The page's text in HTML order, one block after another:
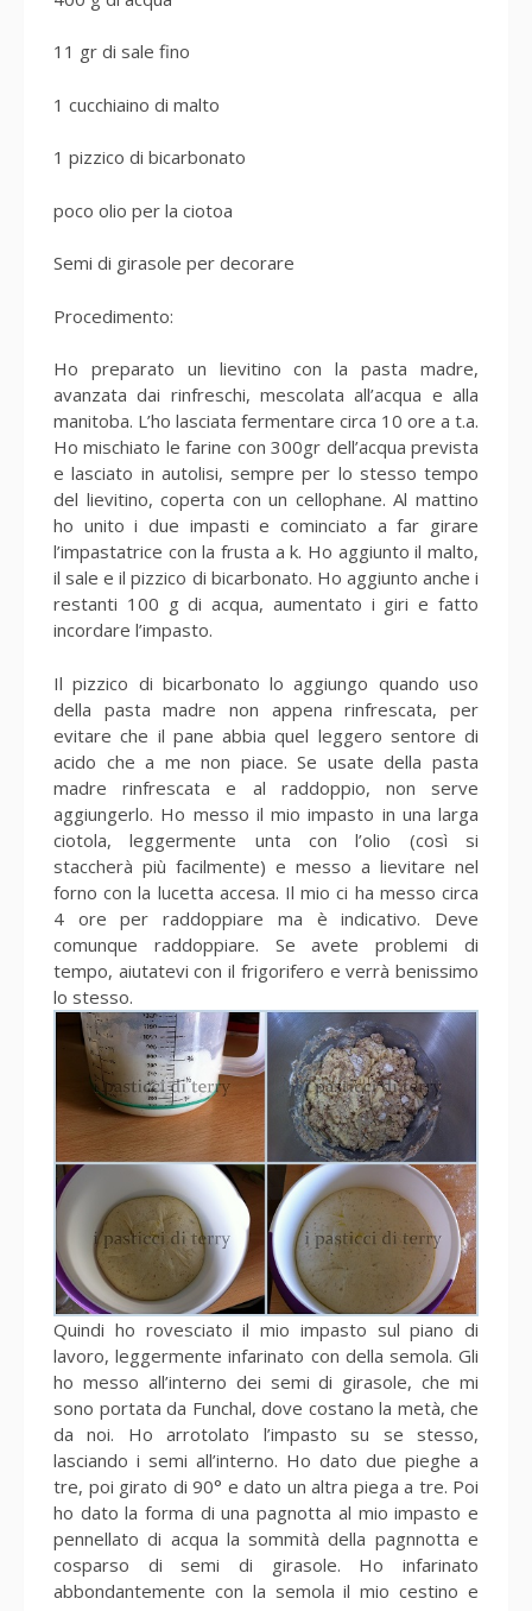
11 gr di sale fino
1 cucchiaino di malto
1 pizzico di bicarbonato
poco olio per la ciotoa
Semi di girasole per decorare
Procedimento:
Ho preparato un lievitino con la pasta madre,
avanzata dai rinfreschi, mescolata all’acqua e alla
manitoba. L’ho lasciata fermentare circa 10 ore a t.a.
Ho mischiato le farine con 300gr dell’acqua prevista
e lasciato in autolisi, sempre per lo stesso tempo
del lievitino, coperta con un cellophane. Al mattino
ho unito i due impasti e cominciato a far girare
l’impastatrice con la frusta a k. Ho aggiunto il malto,
il sale e il pizzico di bicarbonato. Ho aggiunto anche i
restanti 100 g di acqua, aumentato i giri e fatto
incordare l’impasto.
Il pizzico di bicarbonato lo aggiungo quando uso
della pasta madre non appena rinfrescata, per
evitare che il pane abbia quel leggero sentore di
acido che a me non piace. Se usate della pasta
madre rinfrescata e al raddoppio, non serve
aggiungerlo. Ho messo il mio impasto in una larga
ciotola, leggermente unta con l’olio (così si
staccherà più facilmente) e messo a lievitare nel
forno con la lucetta accesa. Il mio ci ha messo circa
4 ore per raddoppiare ma è indicativo. Deve
comunque raddoppiare. Se avete problemi di
tempo, aiutatevi con il frigorifero e verrà benissimo
lo stesso.
Quindi ho rovesciato il mio impasto sul piano di
lavoro, leggermente infarinato con della semola. Gli
ho messo all’interno dei semi di girasole, che mi
sono portata da Funchal, dove costano la metà, che
da noi. Ho arrotolato l’impasto su se stesso,
lasciando i semi all’interno. Ho dato due pieghe a
tre, poi girato di 90° e dato un altra piega a tre. Poi
ho dato la forma di una pagnotta al mio impasto e
pennellato di acqua la sommità della pagnnotta e
cosparso di semi di girasole. Ho infarinato
abbondantemente con la semola il mio cestino e